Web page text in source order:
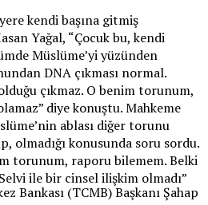
kendi başına gitmiş
Yağal, “Çocuk bu, kendi
Müslüme’yi yüzünden
DNA çıkması normal.
çıkmaz. O benim torunum,
diye konuştu. Mahkeme
ablası diğer torunu
olmadığı konusunda soru sordu.
torunum, raporu bilemem. Belki
ile bir cinsel ilişkim olmadı”
Bankası (TCMB) Başkanı Şahap